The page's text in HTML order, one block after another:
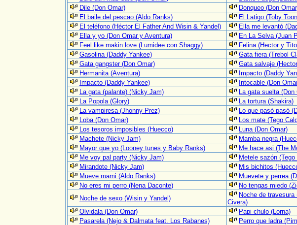
Dile (Don Omar)
Donqueo (Don
El baile del pescao (Aldo Ranks)
El Latigo (Toby
El teléfono (Héctor El Father And Wisin & Yandel)
Ella me levantó
Ella y yo (Don Omar y Aventura)
En La Selva (Juan
Feel like makin love (Lumidee con Shaggy)
Felina (Hector y
Gasolina (Daddy Yankee)
Gata fiera (Trebol
Gata gangster (Don Omar)
Gata salvaje
Hermanita (Aventura)
Impacto (Daddy
Impacto (Daddy Yankee)
Intocable (Don
La gata (palante) (Nicky Jam)
La gata suelta (Don
La Popola (Glory)
La tortura (Shakira)
La vampiresa (Jhonny Prez)
Lo que pasó pasó
Loba (Don Omar)
Los mate (Tego
Los tesoros imposibles (Huecco)
Luna (Don Omar)
Machete (Nicky Jam)
Mamba negra
Mayor que yo (Looney tunes y Baby Ranks)
Me hace asi (The
Me voy pal party (Nicky Jam)
Metele sazón (Tego
Mirandote (Nicky Jam)
Mis bichitos
Mueve mami (Aldo Ranks)
Muevete y perrea
No eres mi perro (Nena Daconte)
No tengas miedo
Noche de sexo (Wisin y Yandel)
Noche de
Civera)
Olvidala (Don Omar)
Papi chulo (Lorna)
Pasarela (Nejo & Dalmata feat. Los Rabanes)
Perro que ladra